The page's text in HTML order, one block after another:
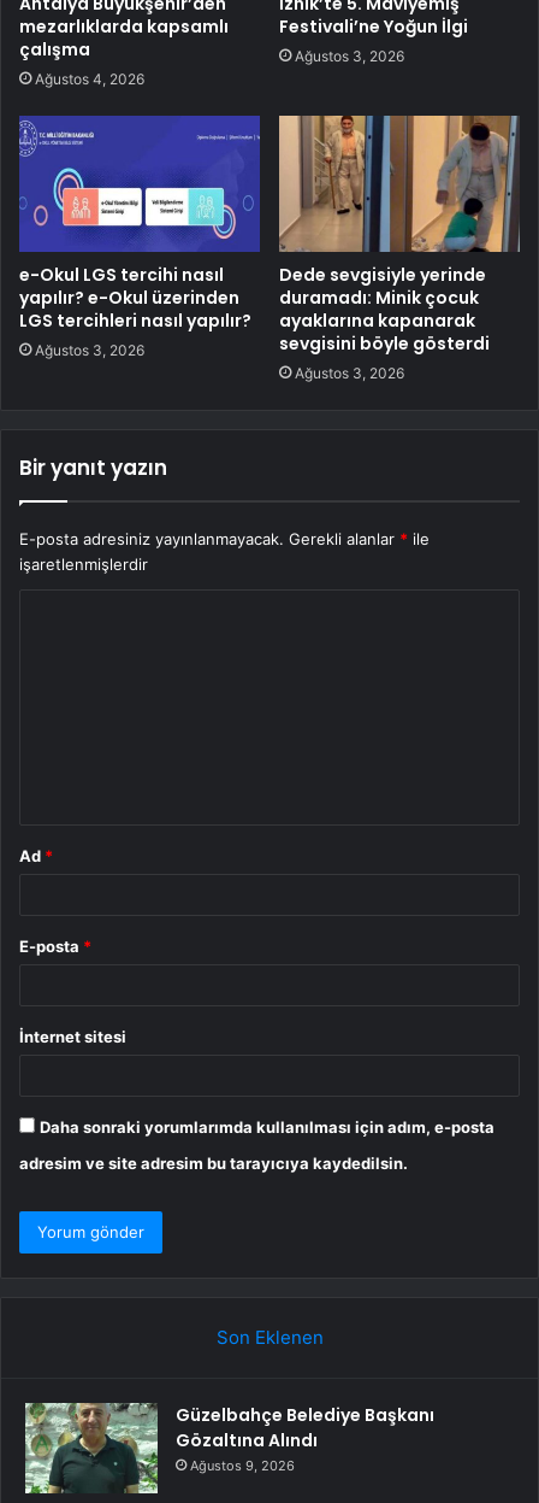
mezarlıklarda kapsamlı
çalışma
Ağustos 4, 2026
Festivali’ne Yoğun İlgi
Ağustos 3, 2026
e-Okul LGS tercihi nasıl
yapılır? e-Okul üzerinden
LGS tercihleri nasıl yapılır?
Ağustos 3, 2026
Dede sevgisiyle yerinde
duramadı: Minik çocuk
ayaklarına kapanarak
sevgisini böyle gösterdi
Ağustos 3, 2026
Bir yanıt yazın
E-posta adresiniz yayınlanmayacak. Gerekli alanlar * ile
işaretlenmişlerdir
Ad *
E-posta *
İnternet sitesi
Daha sonraki yorumlarımda kullanılması için adım, e-posta
adresim ve site adresim bu tarayıcıya kaydedilsin.
Son Eklenen
Güzelbahçe Belediye Başkanı
Gözaltına Alındı
Ağustos 9, 2026